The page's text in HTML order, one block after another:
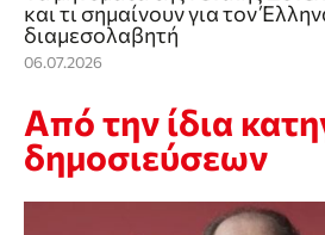
και τι σημαίνουν για τον
διαμεσολαβητή
06.07.2026
Από την ίδια
δημοσιεύσεων